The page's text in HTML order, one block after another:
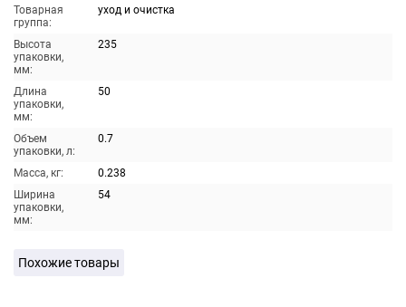
Товарная
группа:
уход и очистка
Высота
упаковки,
мм:
235
Длина
упаковки,
мм:
50
Объем
упаковки, л:
0.7
Масса, кг:
0.238
Ширина
упаковки,
мм:
54
Похожие товары